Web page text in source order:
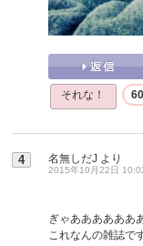
それな！
4 名無しだJ より
2015年10月22日
ぎゃああああああ
これなんの雑誌で